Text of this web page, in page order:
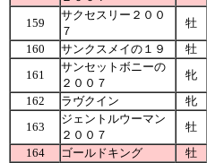
159
サクセスリー２００
７
牡
160
サンクスメイの１９ 牡
161
サンセットボニーの
２００７
牝
162
ラヴクイン 牝
163
ジェントルウーマン
２００７
牡
164
ゴールドキング 牡